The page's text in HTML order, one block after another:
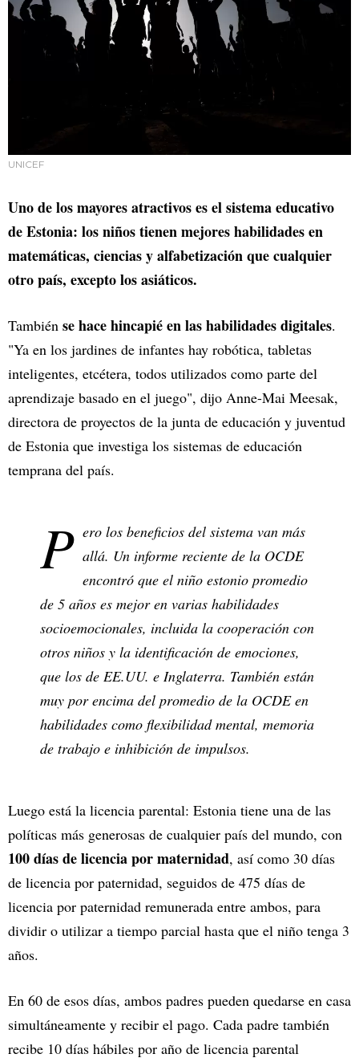
UNICEF
Uno de los mayores atractivos es el sistema educativo
de Estonia: los niños tienen mejores habilidades en
matemáticas, ciencias y alfabetización que cualquier
otro país, excepto los asiáticos.
También se hace hincapié en las habilidades digitales.
"Ya en los jardines de infantes hay robótica, tabletas
inteligentes, etcétera, todos utilizados como parte del
aprendizaje basado en el juego", dijo Anne-Mai Meesak,
directora de proyectos de la junta de educación y juventud
de Estonia que investiga los sistemas de educación
temprana del país.
P ero los beneficios del sistema van más
allá. Un informe reciente de la OCDE
encontró que el niño estonio promedio
de 5 años es mejor en varias habilidades
socioemocionales, incluida la cooperación con
otros niños y la identificación de emociones,
que los de EE.UU. e Inglaterra. También están
muy por encima del promedio de la OCDE en
habilidades como flexibilidad mental, memoria
de trabajo e inhibición de impulsos.
Luego está la licencia parental: Estonia tiene una de las
políticas más generosas de cualquier país del mundo, con
100 días de licencia por maternidad, así como 30 días
de licencia por paternidad, seguidos de 475 días de
licencia por paternidad remunerada entre ambos, para
dividir o utilizar a tiempo parcial hasta que el niño tenga 3
años.
En 60 de esos días, ambos padres pueden quedarse en casa
simultáneamente y recibir el pago. Cada padre también
recibe 10 días hábiles por año de licencia parental